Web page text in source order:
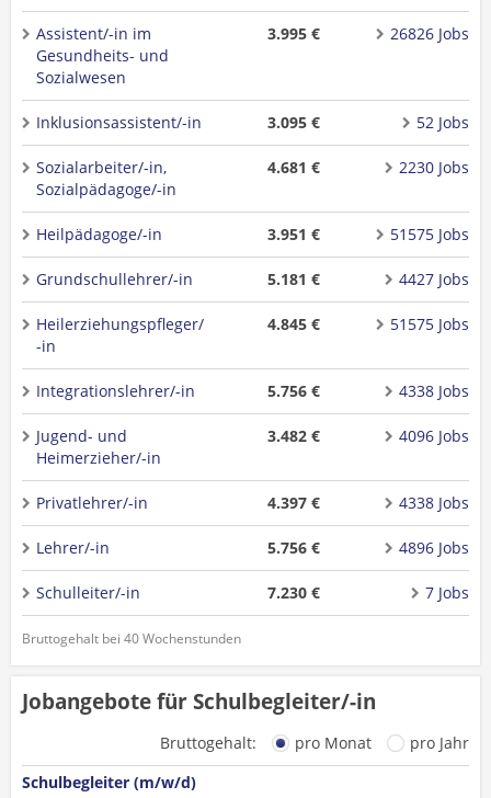
Assistent/-in im
Gesundheits- und
Sozialwesen
3.995 € 26826 Jobs
Inklusionsassistent/-in 3.095 € 52 Jobs
Sozialarbeiter/-in,
Sozialpädagoge/-in
4.681 € 2230 Jobs
Heilpädagoge/-in 3.951 € 51575 Jobs
Grundschullehrer/-in 5.181 € 4427 Jobs
Heilerziehungspfleger/
-in
4.845 € 51575 Jobs
Integrationslehrer/-in 5.756 € 4338 Jobs
Jugend- und
Heimerzieher/-in
3.482 € 4096 Jobs
Privatlehrer/-in 4.397 € 4338 Jobs
Lehrer/-in 5.756 € 4896 Jobs
Schulleiter/-in 7.230 € 7 Jobs
Bruttogehalt bei 40 Wochenstunden
Jobangebote für Schulbegleiter/-in
Bruttogehalt: pro Monat
pro Jahr
Schulbegleiter (m/w/d)